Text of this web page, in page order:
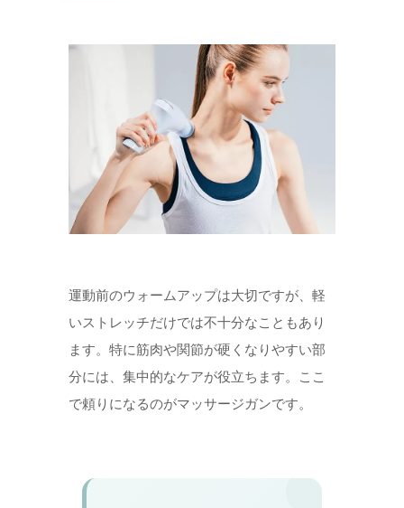
運動前のウォームアップは大切ですが、軽
いストレッチだけでは不十分なこともあり
ます。特に筋肉や関節が硬くなりやすい部
分には、集中的なケアが役立ちます。ここ
で頼りになるのがマッサージガンです。